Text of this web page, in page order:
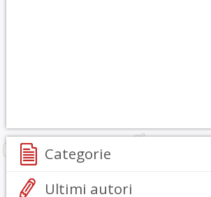
Categorie
Ultimi autori